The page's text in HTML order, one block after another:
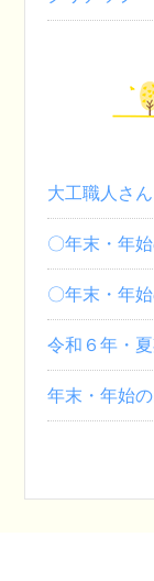
大工職人さ
〇年末・年
〇年末・年
令和６年・
年末・年始の